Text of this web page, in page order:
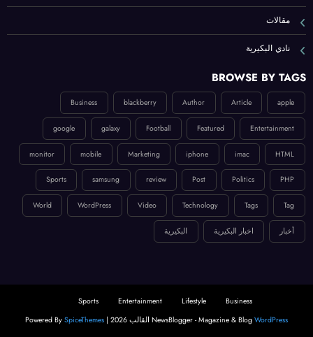
مقالات
نادي البكيرية
BROWSE BY TAGS
apple
Article
Author
blackberry
Business
Entertainment
Featured
Football
galaxy
google
HTML
imac
iphone
Marketing
mobile
monitor
PHP
Politics
Post
review
samsung
Sports
Tag
Tags
Technology
Video
WordPress
World
أخبار اخبار البكيرية البكيرية
Business
Lifestyle
Entertainment
Sports
NewsBlogger - Magazine & Blog WordPress القالب 2026 | Powered By SpiceThemes